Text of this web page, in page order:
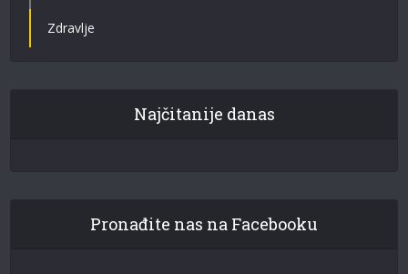
Zdravlje
Najčitanije danas
Pronađite nas na Facebooku